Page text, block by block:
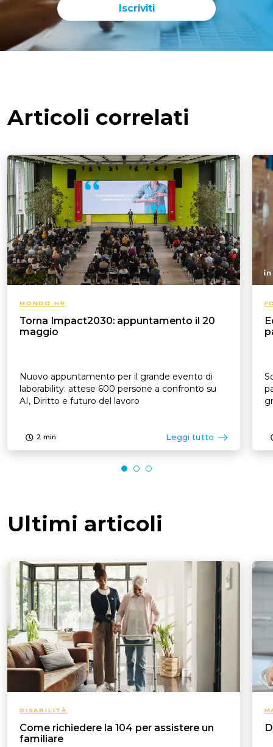
Iscriviti
Articoli correlati
MONDO HR
Torna Impact2030: appuntamento il 20
maggio
Nuovo appuntamento per il grande evento di
laborability: attese 600 persone a confronto su
AI, Diritto e futuro del lavoro
2 min Leggi tutto
Ultimi articoli
DISABILITÀ
Come richiedere la 104 per assistere un
familiare